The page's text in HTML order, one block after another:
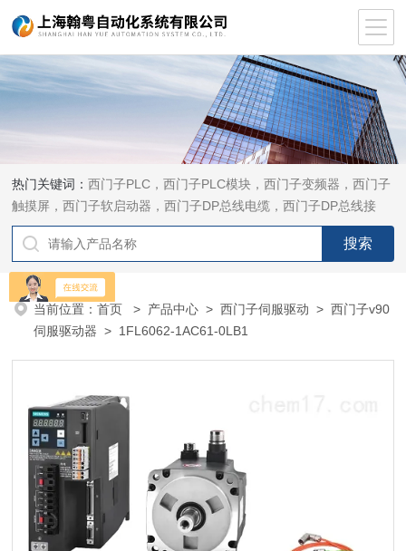
热门关键词：西门子PLC，西门子PLC模块，西门子变频器，西门子
触摸屏，西门子软启动器，西门子DP总线电缆，西门子DP总线接
头，西门子CP通讯网卡，西门子数控系统及停产备件
当前位置：首页 > 产品中心 >西门子伺服驱动 >西门子v90
伺服驱动器 > 1FL6062-1AC61-0LB1